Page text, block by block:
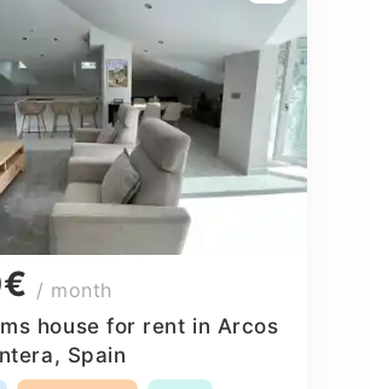
/ month
house for rent in Arcos
Spain